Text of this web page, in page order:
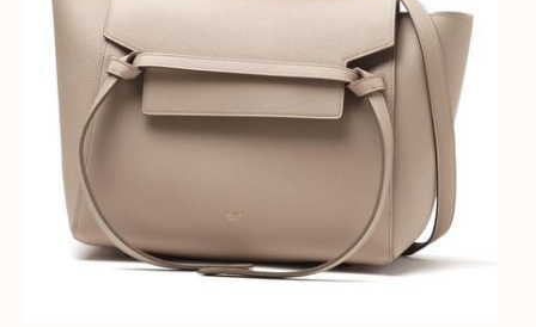
CELINE セリーヌ ベルトバッグナノ
グレインレザー
公開日:2020/01/17 最終更新日:2025/07/23
CELINE セリーヌ ベルトバッグナノ 189003ZVA18LT グレインレザー（
189003ZVA18LT グレインレザー ）
ブランド 泉ヶ丘